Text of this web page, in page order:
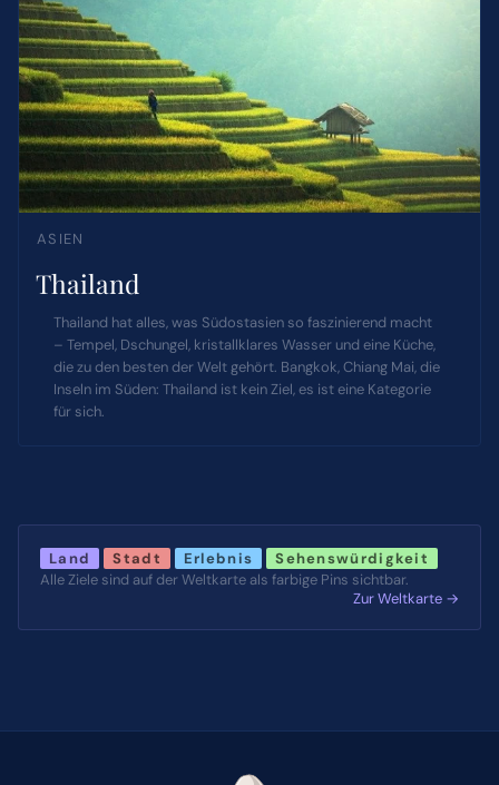
ASIEN
Thailand
Thailand hat alles, was Südostasien so faszinierend macht
– Tempel, Dschungel, kristallklares Wasser und eine Küche,
die zu den besten der Welt gehört. Bangkok, Chiang Mai, die
Inseln im Süden: Thailand ist kein Ziel, es ist eine Kategorie
für sich.
Land Stadt Erlebnis
Sehenswürdigkeit
Alle Ziele sind auf der Weltkarte als farbige Pins sichtbar.
Zur Weltkarte →